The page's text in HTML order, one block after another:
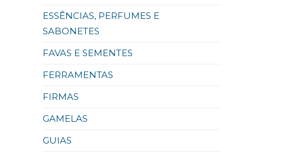
ESSÊNCIAS, PERFUMES E
SABONETES
FAVAS E SEMENTES
FERRAMENTAS
FIRMAS
GAMELAS
GUIAS